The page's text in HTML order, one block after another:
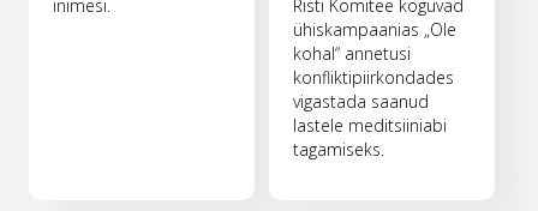
inimesi.
Risti Komitee koguvad
ühiskampaanias „Ole
kohal“ annetusi
konfliktipiirkondades
vigastada saanud
lastele meditsiiniabi
tagamiseks.